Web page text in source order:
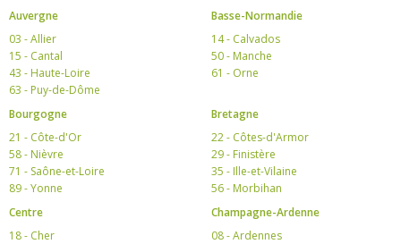
Auvergne
03 - Allier
15 - Cantal
43 - Haute-Loire
63 - Puy-de-Dôme
Basse-Normandie
14 - Calvados
50 - Manche
61 - Orne
Bourgogne
21 - Côte-d'Or
58 - Nièvre
71 - Saône-et-Loire
89 - Yonne
Bretagne
22 - Côtes-d'Armor
29 - Finistère
35 - Ille-et-Vilaine
56 - Morbihan
Centre
18 - Cher
Champagne-Ardenne
08 - Ardennes